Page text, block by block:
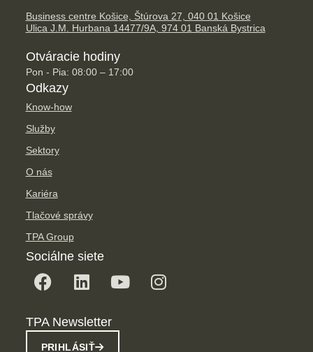
Business centre Košice, Štúrova 27, 040 01 Košice
Ulica J.M. Hurbana 14477/9A, 974 01 Banská Bystrica
Otváracie hodiny
Pon - Pia: 08:00 – 17:00
Odkazy
Know-how
Služby
Sektory
O nás
Kariéra
Tlačové správy
TPA Group
Sociálne siete
TPA Newsletter
PRIHLÁSIŤ